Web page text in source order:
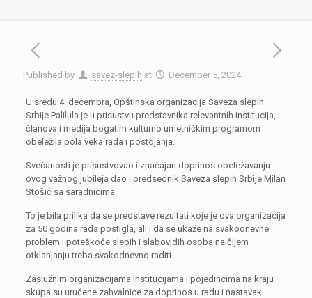
Published by savez-slepih at December 5, 2024
U sredu 4. decembra, Opštinska organizacija Saveza slepih
Srbije Palilula je u prisustvu predstavnika relevantnih institucija,
članova i medija bogatim kulturno umetničkim programom
obeležila pola veka rada i postojanja.
Svečanosti je prisustvovao i značajan doprinos obeležavanju
ovog važnog jubileja dao i predsednik Saveza slepih Srbije Milan
Stošić sa saradnicima.
To je bila prilika da se predstave rezultati koje je ova organizacija
za 50 godina rada postigla, ali i da se ukaže na svakodnevne
problem i poteškoće slepih i slabovidih osoba na čijem
otklanjanju treba svakodnevno raditi.
Zaslužnim organizacijama institucijama i pojedincima na kraju
skupa su uručene zahvalnice za doprinos u radu i nastavak